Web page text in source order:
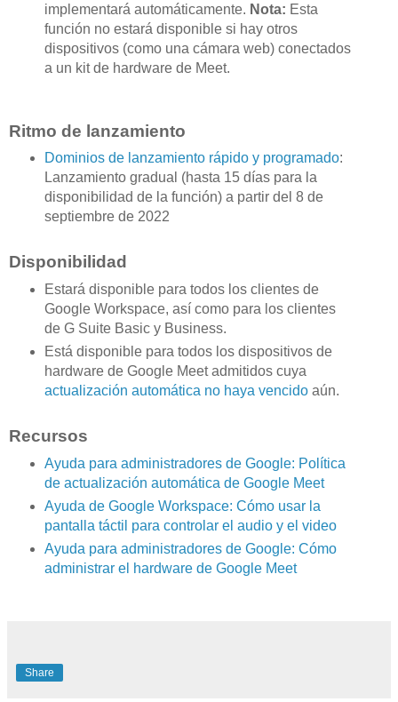
implementará automáticamente. Nota: Esta
función no estará disponible si hay otros
dispositivos (como una cámara web) conectados
a un kit de hardware de Meet.
Ritmo de lanzamiento
Dominios de lanzamiento rápido y programado:
Lanzamiento gradual (hasta 15 días para la
disponibilidad de la función) a partir del 8 de
septiembre de 2022
Disponibilidad
Estará disponible para todos los clientes de
Google Workspace, así como para los clientes
de G Suite Basic y Business.
Está disponible para todos los dispositivos de
hardware de Google Meet admitidos cuya
actualización automática no haya vencidoaún.
Recursos
Ayuda para administradores de Google: Política
de actualización automática de Google Meet
Ayuda de Google Workspace: Cómo usar la
pantalla táctil para controlar el audio y el video
Ayuda para administradores de Google: Cómo
administrar el hardware de Google Meet
Share